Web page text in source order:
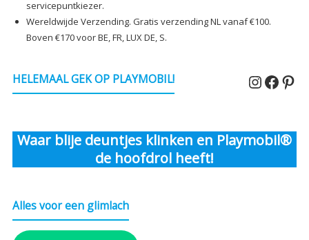
servicepuntkiezer.
Wereldwijde Verzending. Gratis verzending NL vanaf €100.
Boven €170 voor BE, FR, LUX DE, S.
HELEMAAL GEK OP PLAYMOBIL!
Waar blije deuntjes klinken en Playmobil®
de hoofdrol heeft!
Alles voor een glimlach